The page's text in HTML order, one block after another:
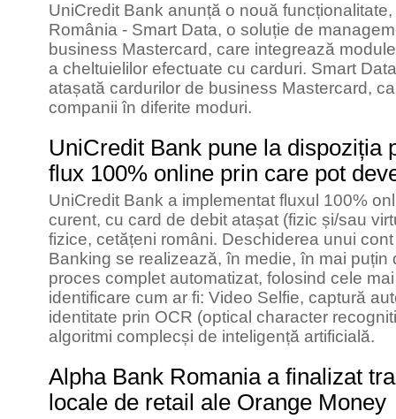
UniCredit Bank anunță o nouă
România - Smart Data, o soluție de
business Mastercard, care integrează
a cheltuielilor efectuate cu carduri. Smart
atașată cardurilor de business Mastercard,
companii în diferite moduri.
UniCredit Bank pune la dispoziția
flux 100% online prin care pot
UniCredit Bank a implementat fluxul 100%
curent, cu card de debit atașat (fizic și/sau
fizice, cetățeni români. Deschiderea unui
Banking se realizează, în medie, în mai puțin
proces complet automatizat, folosind cele
identificare cum ar fi: Video Selfie, captură
identitate prin OCR (optical character
algoritmi complecși de inteligență artificială.
Alpha Bank Romania a finalizat
locale de retail ale Orange Money